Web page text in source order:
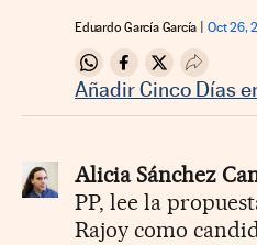
Eduardo García García Oct 26,
Compartir en
Compartir en
Compartir
Añadir Cinco Días
Alicia Sánchez
PP, lee la
Rajoy como